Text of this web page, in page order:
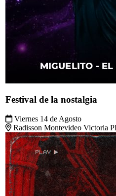
Festival de la nostalgia
Viernes 14 de Agosto
Radisson Montevideo Victoria